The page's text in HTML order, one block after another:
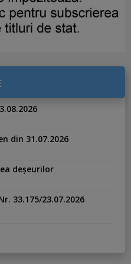
din 31.07.2026
deșeurilor
33.175/23.07.2026